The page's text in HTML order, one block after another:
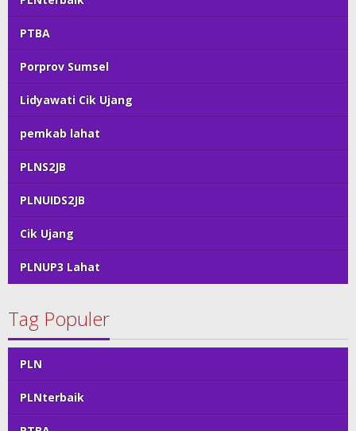
PTBA
Porprov Sumsel
Lidyawati Cik Ujang
pemkab lahat
PLNS2JB
PLNUIDS2JB
Cik Ujang
PLNUP3 Lahat
Tag Populer
PLN
PLNterbaik